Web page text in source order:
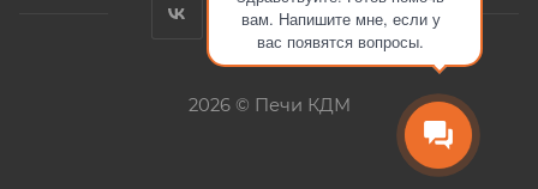
вам. Напишите мне, если у
вас появятся вопросы.
2026 © Печи КДМ